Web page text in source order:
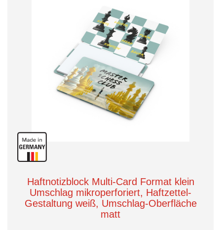
Haftnotizblock Multi-Card Format klein
Umschlag mikroperforiert, Haftzettel-
Gestaltung weiß, Umschlag-Oberfläche
matt